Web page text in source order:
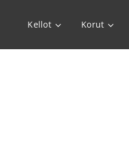
Kellot Korut